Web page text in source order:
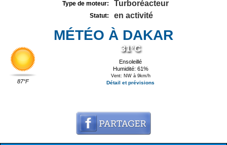
Type de moteur: Turboréacteur
Statut: en activité
MÉTÉO À DAKAR
87°F
31°C
Ensoleillé
Humidité: 61%
Vent: NW à 9km/h
Détail et prévisions